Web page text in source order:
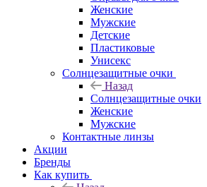
Женские
Мужские
Детские
Пластиковые
Унисекс
Солнцезащитные очки
Назад
Солнцезащитные очки
Женские
Мужские
Контактные линзы
Акции
Бренды
Как купить